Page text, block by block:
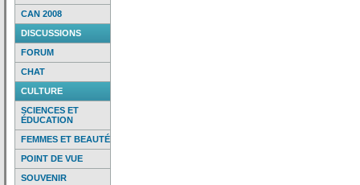
CAN 2008
DISCUSSIONS
FORUM
CHAT
CULTURE
SCIENCES ET
ÉDUCATION
FEMMES ET BEAUTÉ
POINT DE VUE
SOUVENIR